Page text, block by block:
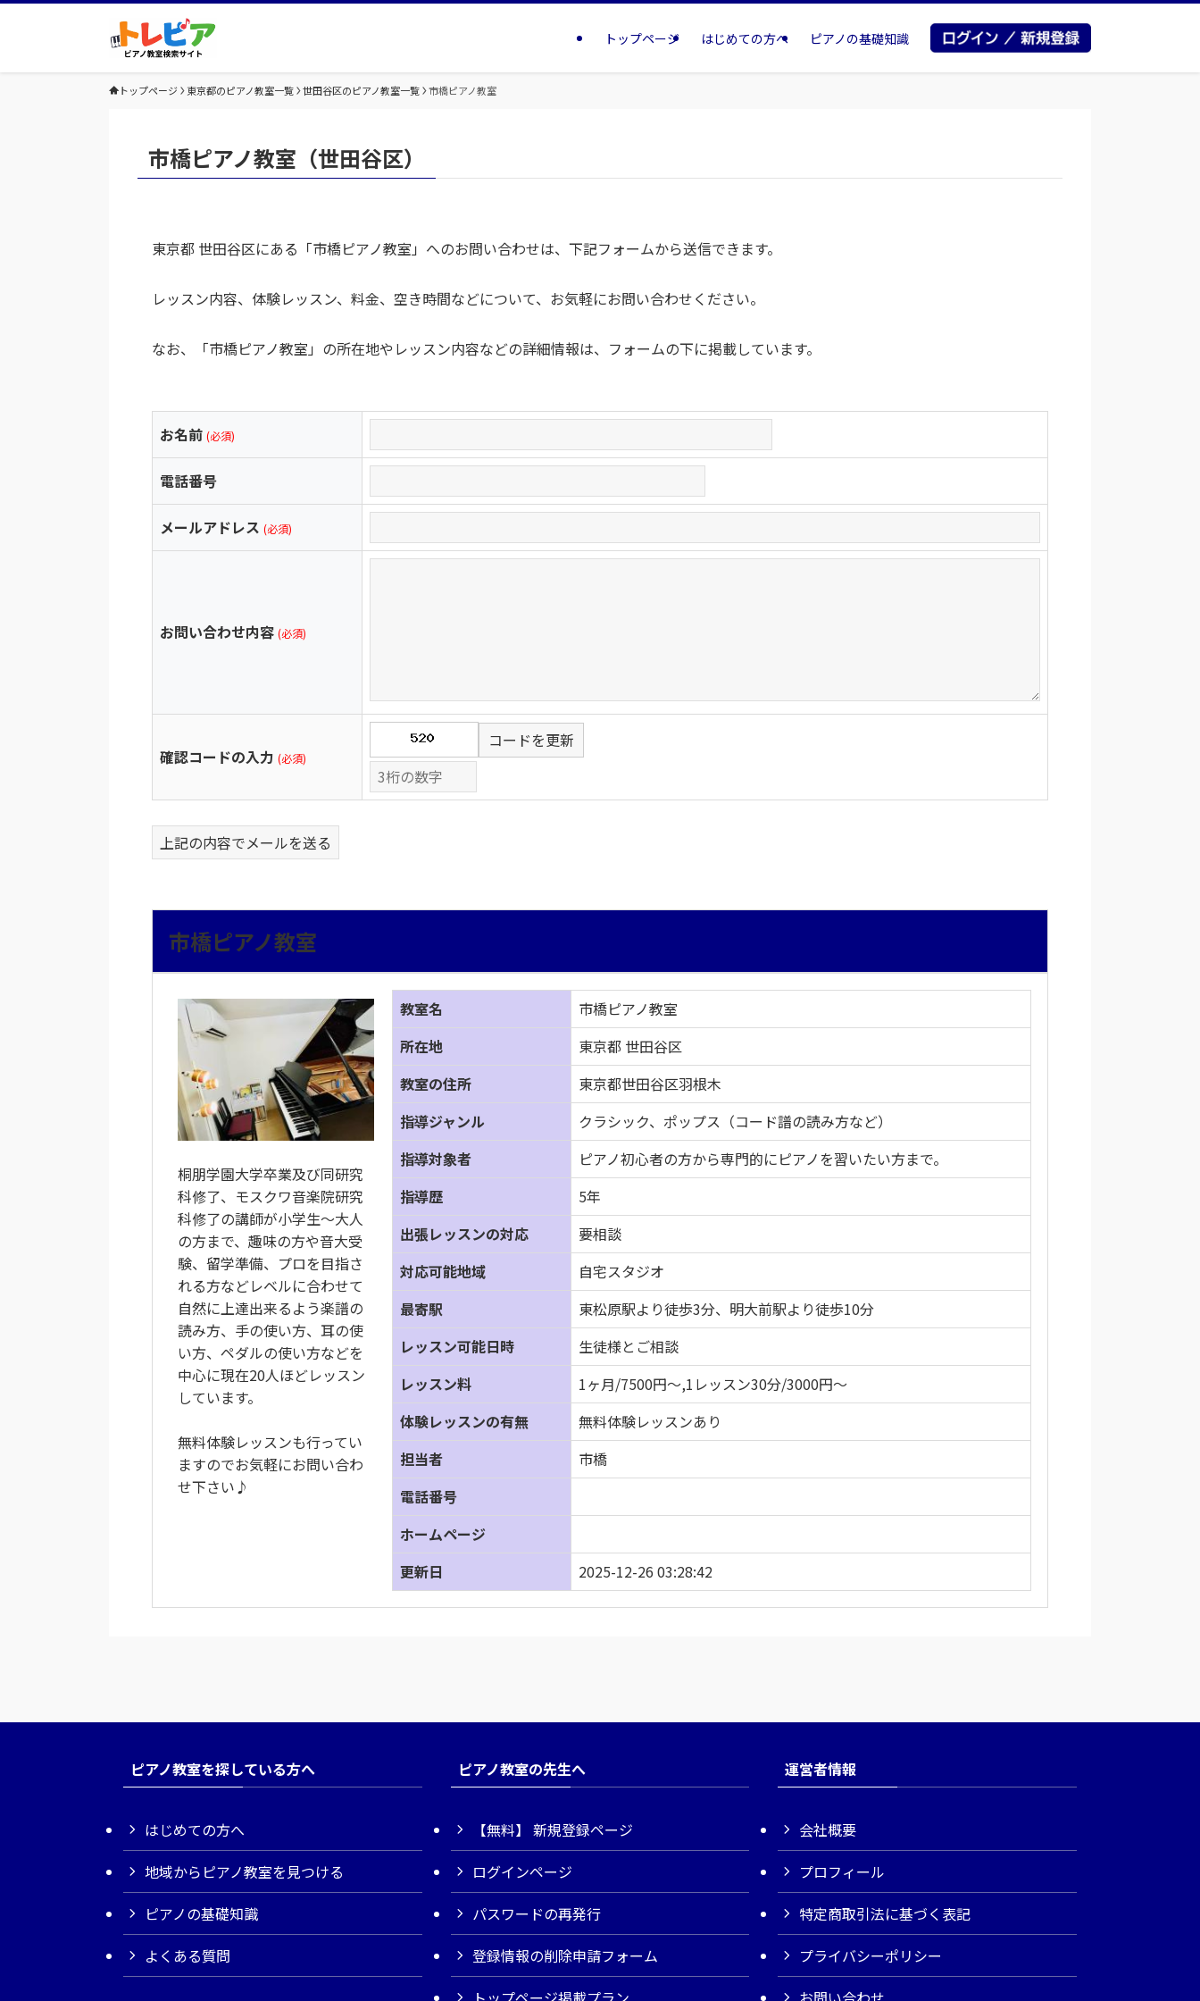
トップページ はじめての方へ ピアノの基礎知識
トップページ 東京都のピアノ教室一覧 世田谷区のピアノ教室一覧 市橋ピアノ教室
市橋ピアノ教室（世田谷区）
東京都 世田谷区にある「市橋ピアノ教室」へのお問い合わせは、下記フォームから送信できます。
レッスン内容、体験レッスン、料金、空き時間などについて、お気軽にお問い合わせください。
なお、「市橋ピアノ教室」の所在地やレッスン内容などの詳細情報は、フォームの下に掲載しています。
お名前 (必須)
電話番号
メールアドレス (必須)
お問い合わせ内容 (必須)
確認コードの入力 (必須)
コードを更新
上記の内容でメールを送る
市橋ピアノ教室
桐朋学園大学卒業及び同研究
科修了、モスクワ音楽院研究
科修了の講師が小学生〜大人
の方まで、趣味の方や音大受
験、留学準備、プロを目指さ
れる方などレベルに合わせて
自然に上達出来るよう楽譜の
読み方、手の使い方、耳の使
い方、ペダルの使い方などを
中心に現在20人ほどレッスン
しています。
無料体験レッスンも行ってい
ますのでお気軽にお問い合わ
せ下さい♪
教室名
市橋ピアノ教室
所在地
東京都 世田谷区
教室の住所
東京都世田谷区羽根木
指導ジャンル
クラシック、ポップス（コード譜の読み方など）
指導対象者
ピアノ初心者の方から専門的にピアノを習いたい方まで。
指導歴
5年
出張レッスンの対応
要相談
対応可能地域
自宅スタジオ
最寄駅
東松原駅より徒歩3分、明大前駅より徒歩10分
レッスン可能日時
生徒様とご相談
レッスン料
1ヶ月/7500円～,1レッスン30分/3000円～
体験レッスンの有無
無料体験レッスンあり
担当者
市橋
電話番号
ホームページ
更新日
2025-12-26 03:28:42
ピアノ教室を探している方へ
はじめての方へ
地域からピアノ教室を見つける
ピアノの基礎知識
よくある質問
ピアノ教室の先生へ
【無料】 新規登録ページ
ログインページ
パスワードの再発行
登録情報の削除申請フォーム
運営者情報
会社概要
プロフィール
特定商取引法に基づく表記
プライバシーポリシー